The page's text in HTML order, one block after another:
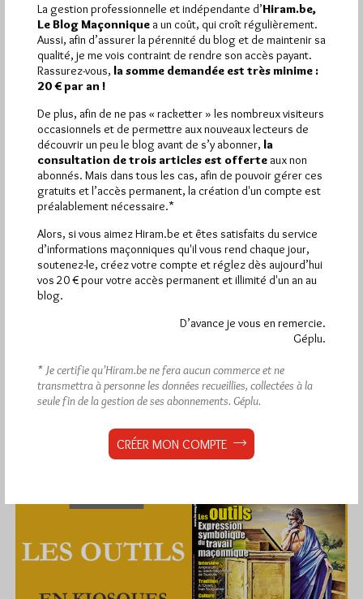
Hier jeudi 6 août 2026, Hiram.be a reçu1 672 visites
2 608 pagesont été lues (Source : Pirsch.io)
Plus d’informations
La gestion professionnelle et indépendante d’Hiram.be,
Le Blog Maçonnique a un coût, qui croît régulièrement.
Aussi, afin d’assurer la pérennité du blog et de maintenir sa
qualité, je me vois contraint de rendre son accès payant.
Rassurez-vous, la somme demandée est très minime :
20 € par an !
De plus, afin de ne pas « racketter » les nombreux visiteurs
occasionnels et de permettre aux nouveaux lecteurs de
découvrir un peu le blog avant de s’y abonner, la
consultation de trois articles est offerte aux non
abonnés. Mais dans tous les cas, afin de pouvoir gérer ces
gratuits et l’accès permanent, la création d'un compte est
préalablement nécessaire.*
Alors, si vous aimez Hiram.be et êtes satisfaits du service
d’informations maçonniques qu'il vous rend chaque jour,
soutenez-le, créez votre compte et réglez dès aujourd’hui
vos 20 € pour votre accès permanent et illimité d'un an au
blog.
D’avance je vous en remercie.
Géplu.
* Je certifie qu’Hiram.be ne fera aucun commerce et ne
transmettra à personne les données recueillies, collectées à la
seule fin de la gestion de ses abonnements. Géplu.
CRÉER MON COMPTE